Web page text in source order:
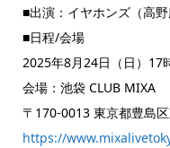
■出演：イヤホンズ（高
■日程/会場
2025年8月24日（日）17
会場：池袋 CLUB MIXA
〒170-0013 東京都豊島
https://